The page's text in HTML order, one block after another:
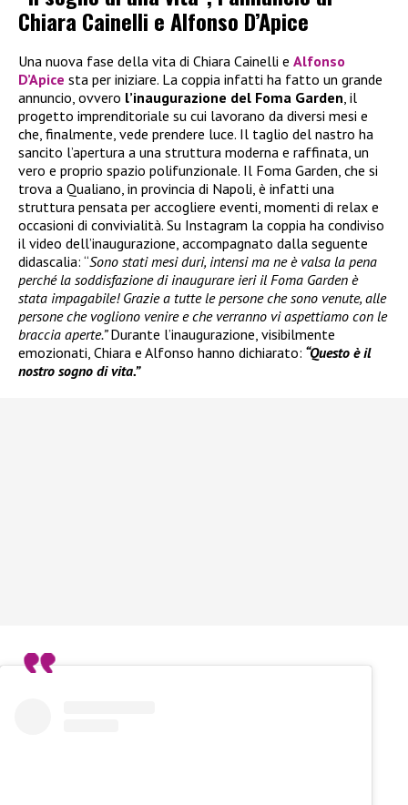
Chiara Cainelli e Alfonso D’Apice
Una nuova fase della vita di Chiara Cainelli e Alfonso
D’Apice sta per iniziare. La coppia infatti ha fatto un grande
annuncio, ovvero l’inaugurazione del Foma Garden , il
progetto imprenditoriale su cui lavorano da diversi mesi e
che, finalmente, vede prendere luce. Il taglio del nastro ha
sancito l’apertura a una struttura moderna e raffinata, un
vero e proprio spazio polifunzionale. Il Foma Garden, che si
trova a Qualiano, in provincia di Napoli, è infatti una
struttura pensata per accogliere eventi, momenti di relax e
occasioni di convivialità. Su Instagram la coppia ha condiviso
il video dell’inaugurazione, accompagnato dalla seguente
didascalia: “Sono stati mesi duri, intensi ma ne è valsa la pena
perché la soddisfazione di inaugurare ieri il Foma Garden è
stata impagabile! Grazie a tutte le persone che sono venute, alle
persone che vogliono venire e che verranno vi aspettiamo con le
braccia aperte.”Durante l’inaugurazione, visibilmente
emozionati, Chiara e Alfonso hanno dichiarato: “Questo è il
nostro sogno di vita.”